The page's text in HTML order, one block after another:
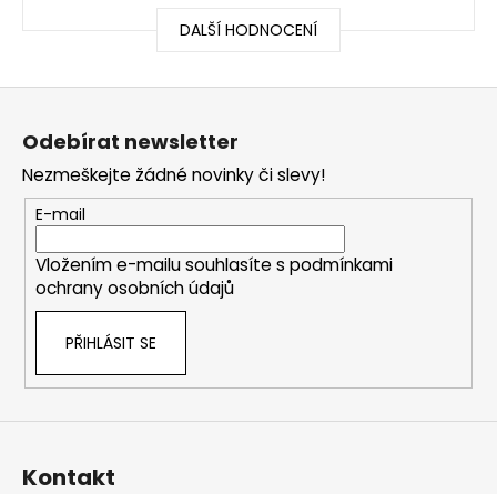
DALŠÍ HODNOCENÍ
Odebírat newsletter
Nezmeškejte žádné novinky či slevy!
E-mail
Vložením e-mailu souhlasíte s podmínkami
ochrany osobních údajů
PŘIHLÁSIT SE
Kontakt